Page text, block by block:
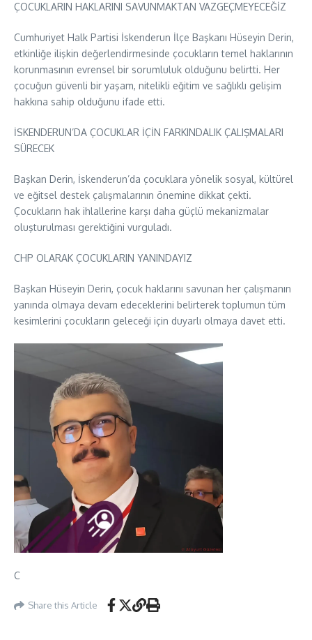
ÇOCUKLARIN HAKLARINI SAVUNMAKTAN VAZGEÇMEYECEĞİZ
Cumhuriyet Halk Partisi İskenderun İlçe Başkanı Hüseyin Derin,
etkinliğe ilişkin değerlendirmesinde çocukların temel haklarının
korunmasının evrensel bir sorumluluk olduğunu belirtti. Her
çocuğun güvenli bir yaşam, nitelikli eğitim ve sağlıklı gelişim
hakkına sahip olduğunu ifade etti.
İSKENDERUN’DA ÇOCUKLAR İÇİN FARKINDALIK ÇALIŞMALARI
SÜRECEK
Başkan Derin, İskenderun’da çocuklara yönelik sosyal, kültürel
ve eğitsel destek çalışmalarının önemine dikkat çekti.
Çocukların hak ihlallerine karşı daha güçlü mekanizmalar
oluşturulması gerektiğini vurguladı.
CHP OLARAK ÇOCUKLARIN YANINDAYIZ
Başkan Hüseyin Derin, çocuk haklarını savunan her çalışmanın
yanında olmaya devam edeceklerini belirterek toplumun tüm
kesimlerini çocukların geleceği için duyarlı olmaya davet etti.
C
Share this Article